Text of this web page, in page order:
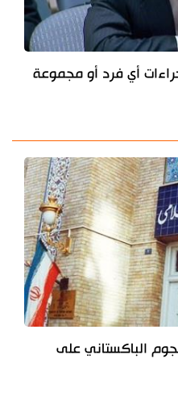
أي فرد أو مجموعة
الباكستاني على